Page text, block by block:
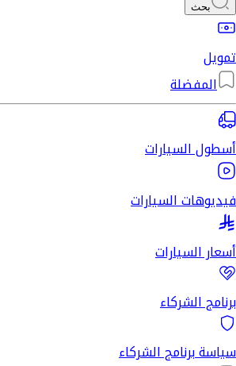
بحث
تمويل
المفضلة
أسطول السيارات
فيديوهات السيارات
أسعار السيارات
برنامج الشركاء
سياسة برنامج الشركاء